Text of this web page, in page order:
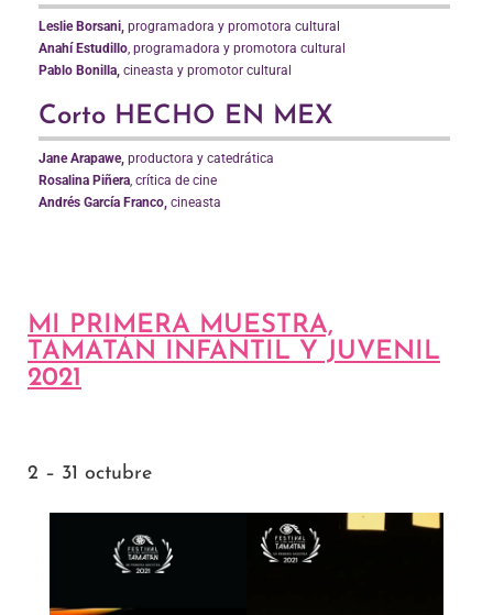
Leslie Borsani, programadora y promotora cultural
Anahí Estudillo, programadora y promotora cultural
Pablo Bonilla, cineasta y promotor cultural
Corto HECHO EN MEX
Jane Arapawe, productora y catedrática
Rosalina Piñera, crítica de cine
Andrés García Franco, cineasta
MI PRIMERA MUESTRA,
TAMATÁN INFANTIL Y JUVENIL
2021
2 – 31 octubre